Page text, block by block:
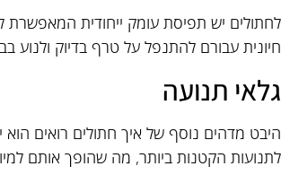
לחתולים יש תפיסת עומק ייחודית המאפשרת
חיונית עבורם להתנפל על טרף בדיוק ולנוע
גלאי תנועה
היבט מדהים נוסף של איך חתולים רואים הוא
לתנועות הקטנות ביותר, מה שהופך אותם